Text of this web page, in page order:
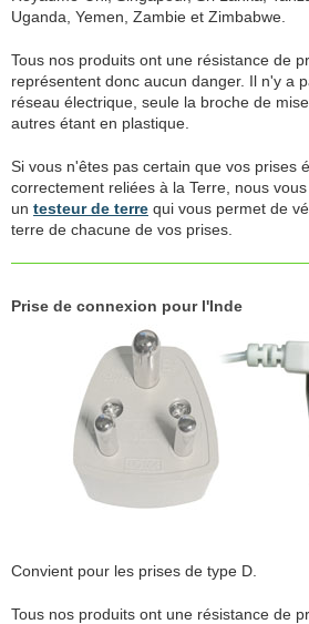
Uganda, Yemen, Zambie et Zimbabwe.
Tous nos produits ont une résistance de
représentent donc aucun danger. Il n'y a
réseau électrique, seule la broche de
autres étant en plastique.
Si vous n'êtes pas certain que vos prises
correctement reliées à la Terre, nous
un testeur de terre qui vous permet de
terre de chacune de vos prises.
Prise de connexion pour l'Inde
Convient pour les prises de type D.
Tous nos produits ont une résistance de